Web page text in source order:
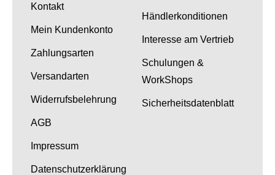
Kontakt
Mein Kundenkonto
Zahlungsarten
Versandarten
Widerrufsbelehrung
AGB
Impressum
Datenschutzerklärung
Händlerkonditionen
Interesse am Vertrieb
Schulungen &
WorkShops
Sicherheitsdatenblatt